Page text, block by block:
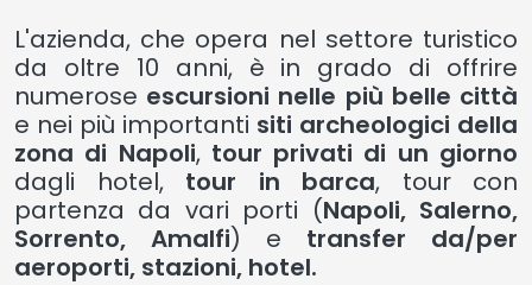
L'azienda, che opera nel settore turistico
da oltre 10 anni, è in grado di offrire
numerose escursioni nelle più belle città
e nei più importanti siti archeologici della
zona di Napoli, tour privati di un giorno
dagli hotel, tour in barca, tour con
partenza da vari porti (Napoli, Salerno,
Sorrento, Amalfi) e transfer da/per
aeroporti, stazioni, hotel.